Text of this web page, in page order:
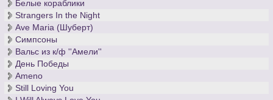
Белые кораблики
Strangers In the Night
Ave Maria (Шуберт)
Симпсоны
Вальс из к/ф ''Амели''
День Победы
Ameno
Still Loving You